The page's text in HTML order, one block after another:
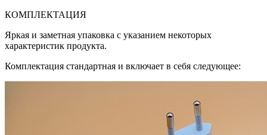
КОМПЛЕКТАЦИЯ
Яркая и заметная упаковка с указанием некоторых
характеристик продукта.
Комплектация стандартная и включает в себя следующее: